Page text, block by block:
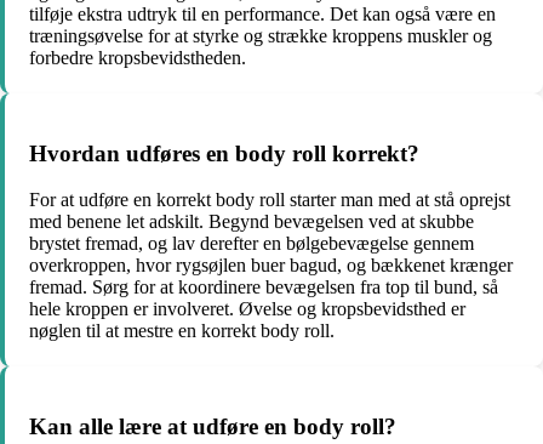
tilføje ekstra udtryk til en performance. Det kan også være en
træningsøvelse for at styrke og strække kroppens muskler og
forbedre kropsbevidstheden.
Hvordan udføres en body roll korrekt?
For at udføre en korrekt body roll starter man med at stå oprejst
med benene let adskilt. Begynd bevægelsen ved at skubbe
brystet fremad, og lav derefter en bølgebevægelse gennem
overkroppen, hvor rygsøjlen buer bagud, og bækkenet krænger
fremad. Sørg for at koordinere bevægelsen fra top til bund, så
hele kroppen er involveret. Øvelse og kropsbevidsthed er
nøglen til at mestre en korrekt body roll.
Kan alle lære at udføre en body roll?